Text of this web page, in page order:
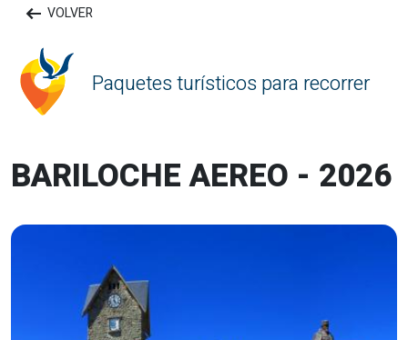
arrow_left_alt VOLVER
Paquetes turísticos para recorrer
BARILOCHE AEREO - 2026